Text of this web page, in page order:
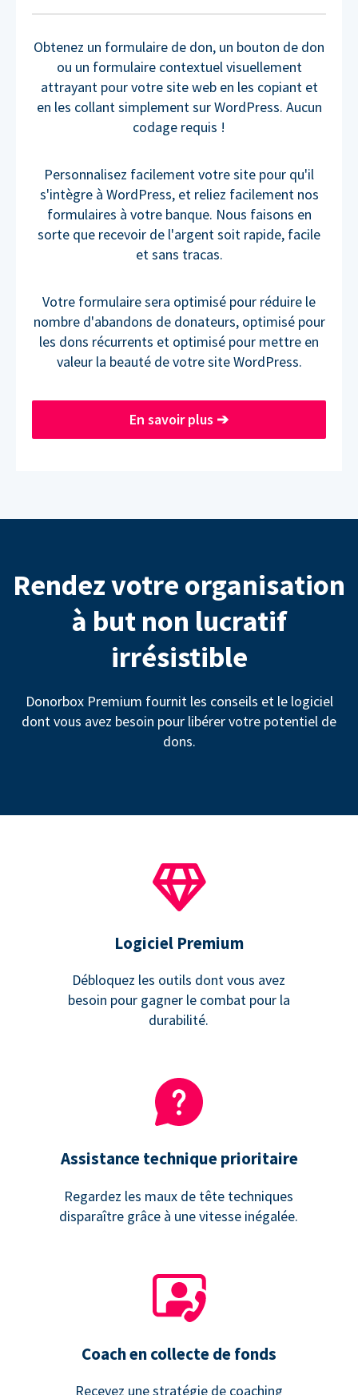
Obtenez un formulaire de don, un bouton de don
ou un formulaire contextuel visuellement
attrayant pour votre site web en les copiant et
en les collant simplement sur WordPress. Aucun
codage requis !
Personnalisez facilement votre site pour qu'il
s'intègre à WordPress, et reliez facilement nos
formulaires à votre banque. Nous faisons en
sorte que recevoir de l'argent soit rapide, facile
et sans tracas.
Votre formulaire sera optimisé pour réduire le
nombre d'abandons de donateurs, optimisé pour
les dons récurrents et optimisé pour mettre en
valeur la beauté de votre site WordPress.
En savoir plus ➔
Rendez votre organisation
à but non lucratif
irrésistible
Donorbox Premium fournit les conseils et le logiciel
dont vous avez besoin pour libérer votre potentiel de
dons.
Logiciel Premium
Débloquez les outils dont vous avez
besoin pour gagner le combat pour la
durabilité.
Assistance technique prioritaire
Regardez les maux de tête techniques
disparaître grâce à une vitesse inégalée.
Coach en collecte de fonds
Recevez une stratégie de coaching